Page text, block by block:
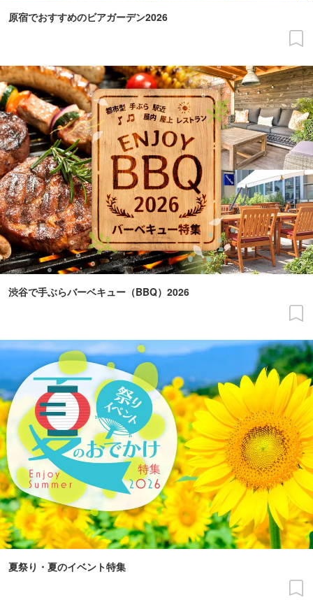
原宿でおすすめのビアガーデン2026
渋谷で手ぶらバーベキュー（BBQ）2026
夏祭り・夏のイベント特集